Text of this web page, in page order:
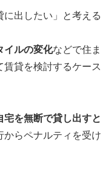
に出したい」と考える
イルの変化などで住ま
貸を検討するケース
を無断で貸し出すと
からペナルティを受け